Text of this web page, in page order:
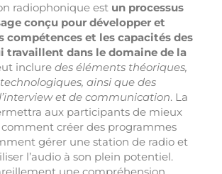
radiophonique est un processus
conçu pour développer et
compétences et les capacités des
travaillent dans le domaine de la
inclure des éléments théoriques,
ainsi que des
et de communication. La
aux participants de mieux
créer des programmes
gérer une station de radio et
l’audio à son plein potentiel.